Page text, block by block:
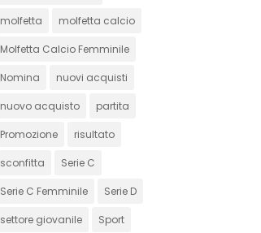
molfetta molfetta calcio
Molfetta Calcio Femminile
Nomina nuovi acquisti
nuovo acquisto partita
Promozione risultato
sconfitta Serie C
Serie C Femminile Serie D
settore giovanile Sport